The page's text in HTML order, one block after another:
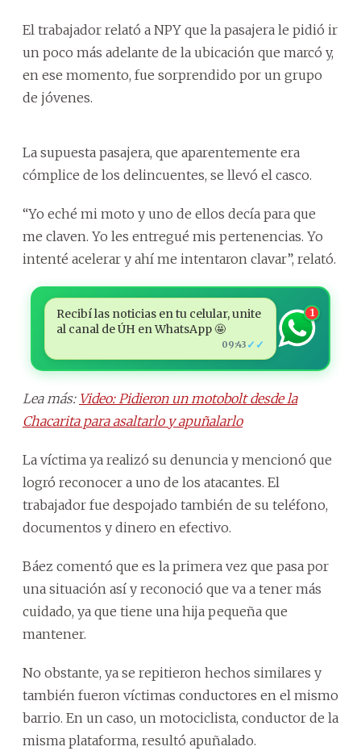
El trabajador relató a NPY que la pasajera le pidió ir
un poco más adelante de la ubicación que marcó y,
en ese momento, fue sorprendido por un grupo
de jóvenes.
La supuesta pasajera, que aparentemente era
cómplice de los delincuentes, se llevó el casco.
“Yo eché mi moto y uno de ellos decía para que
me claven. Yo les entregué mis pertenencias. Yo
intenté acelerar y ahí me intentaron clavar”, relató.
Recibí las noticias en tu celular, unite
al canal de ÚH en WhatsApp 🤩
09:43 ✓✓
1
Lea más: Video: Pidieron un motobolt desde la
Chacarita para asaltarlo y apuñalarlo
La víctima ya realizó su denuncia y mencionó que
logró reconocer a uno de los atacantes. El
trabajador fue despojado también de su teléfono,
documentos y dinero en efectivo.
Báez comentó que es la primera vez que pasa por
una situación así y reconoció que va a tener más
cuidado, ya que tiene una hija pequeña que
mantener.
No obstante, ya se repitieron hechos similares y
también fueron víctimas conductores en el mismo
barrio. En un caso, un motociclista, conductor de la
misma plataforma, resultó apuñalado.